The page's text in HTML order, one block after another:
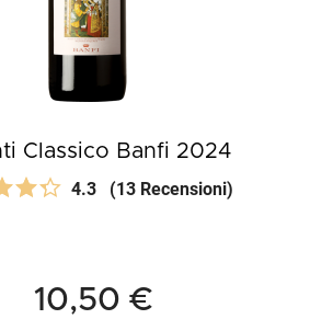
Classico Banfi 2024
4.3 (13 Recensioni)
10,50 €